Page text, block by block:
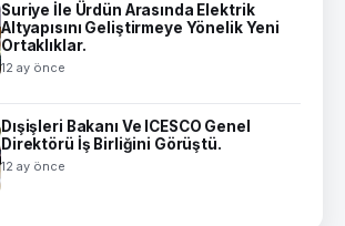
Suriye İle Ürdün Arasında Elektrik
Altyapısını Geliştirmeye Yönelik Yeni
Ortaklıklar.
12 ay önce
Dışişleri Bakanı Ve ICESCO Genel
Direktörü İş Birliğini Görüştü.
12 ay önce